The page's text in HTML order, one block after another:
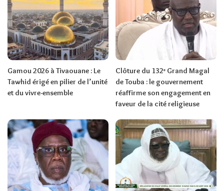
Gamou 2026 à Tivaouane : Le
Tawhid érigé en pilier de l’unité
et du vivre-ensemble
Clôture du 132ᵉ Grand Magal
de Touba : le gouvernement
réaffirme son engagement en
faveur de la cité religieuse